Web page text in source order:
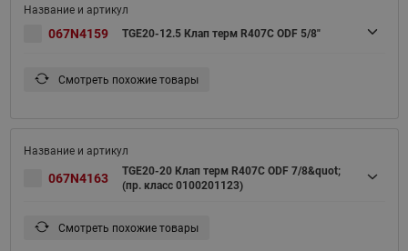
067N4159 TGE20-12.5 Клап терм R407С ODF 5/8"
Смотреть похожие товары
067N4163
TGE20-20 Клап терм R407С ODF 7/8&quot;
(пр. класс 0100201123)
Смотреть похожие товары